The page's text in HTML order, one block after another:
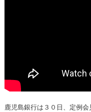
鹿児島銀行は３０日、定例